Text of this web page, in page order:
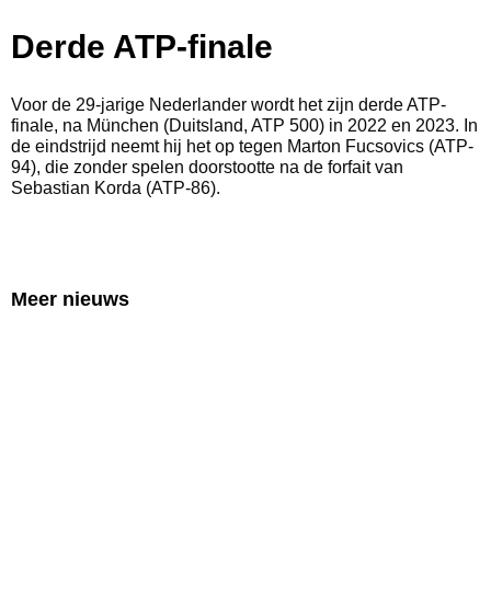
Derde ATP-finale
Voor de 29-jarige Nederlander wordt het zijn derde ATP-
finale, na München (Duitsland, ATP 500) in 2022 en 2023. In
de eindstrijd neemt hij het op tegen Marton Fucsovics (ATP-
94), die zonder spelen doorstootte na de forfait van
Sebastian Korda (ATP-86).
Meer nieuws